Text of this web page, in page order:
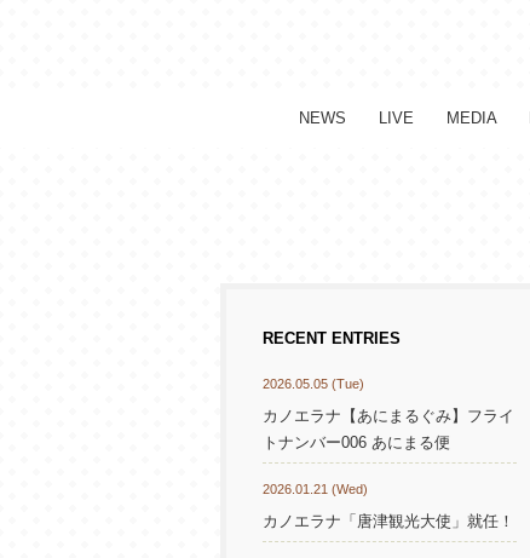
NEWS LIVE MEDIA
RECENT ENTRIES
2026.05.05 (Tue)
カノエラナ【あにまるぐみ】フライ
トナンバー006 あにまる便
2026.01.21 (Wed)
カノエラナ「唐津観光大使」就任！